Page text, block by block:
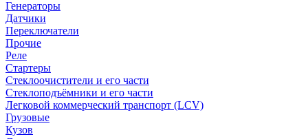
Генераторы
Датчики
Переключатели
Прочие
Реле
Стартеры
Стеклоочистители и его части
Стеклоподъёмники и его части
Легковой коммерческий транспорт (LCV)
Грузовые
Кузов